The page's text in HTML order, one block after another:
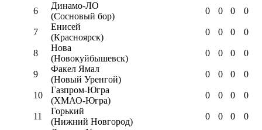
6
Динамо-ЛО
(Сосновый бор)
0 0 0 0
7
Енисей
(Красноярск)
0 0 0 0
8
Нова
(Новокуйбышевск)
0 0 0 0
9
Факел Ямал
(Новый Уренгой)
0 0 0 0
10
Газпром-Югра
(ХМАО-Югра)
0 0 0 0
11
Горький
(Нижний Новгород)
0 0 0 0